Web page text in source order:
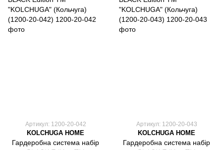
Артикул: 1200-20-042
KOLCHUGA HOME
Гардеробна система набір
Артикул: 1200-20-043
KOLCHUGA HOME
Гардеробна система набір